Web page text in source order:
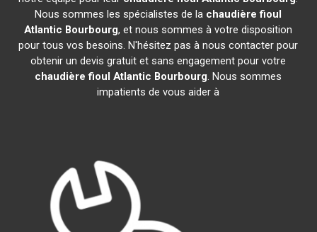
Nous sommes les spécialistes de la chaudière fioul
Atlantic Bourbourg, et nous sommes à votre disposition
pour tous vos besoins. N'hésitez pas à nous contacter pour
obtenir un devis gratuit et sans engagement pour votre
chaudière fioul Atlantic Bourbourg. Nous sommes
impatients de vous aider à